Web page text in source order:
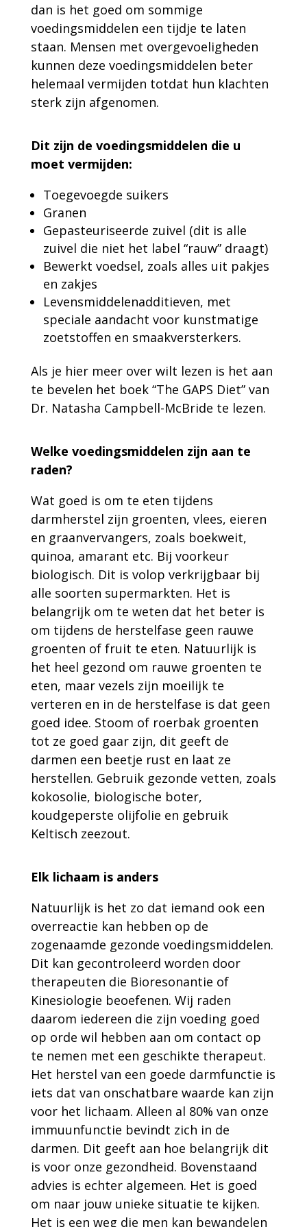
dan is het goed om sommige
voedingsmiddelen een tijdje te laten
staan. Mensen met overgevoeligheden
kunnen deze voedingsmiddelen beter
helemaal vermijden totdat hun klachten
sterk zijn afgenomen.
Dit zijn de voedingsmiddelen die u
moet vermijden:
Toegevoegde suikers
Granen
Gepasteuriseerde zuivel (dit is alle
zuivel die niet het label “rauw” draagt)
Bewerkt voedsel, zoals alles uit pakjes
en zakjes
Levensmiddelenadditieven, met
speciale aandacht voor kunstmatige
zoetstoffen en smaakversterkers.
Als je hier meer over wilt lezen is het aan
te bevelen het boek “The GAPS Diet” van
Dr. Natasha Campbell-McBride te lezen.
Welke voedingsmiddelen zijn aan te
raden?
Wat goed is om te eten tijdens
darmherstel zijn groenten, vlees, eieren
en graanvervangers, zoals boekweit,
quinoa, amarant etc. Bij voorkeur
biologisch. Dit is volop verkrijgbaar bij
alle soorten supermarkten. Het is
belangrijk om te weten dat het beter is
om tijdens de herstelfase geen rauwe
groenten of fruit te eten. Natuurlijk is
het heel gezond om rauwe groenten te
eten, maar vezels zijn moeilijk te
verteren en in de herstelfase is dat geen
goed idee. Stoom of roerbak groenten
tot ze goed gaar zijn, dit geeft de
darmen een beetje rust en laat ze
herstellen. Gebruik gezonde vetten, zoals
kokosolie, biologische boter,
koudgeperste olijfolie en gebruik
Keltisch zeezout.
Elk lichaam is anders
Natuurlijk is het zo dat iemand ook een
overreactie kan hebben op de
zogenaamde gezonde voedingsmiddelen.
Dit kan gecontroleerd worden door
therapeuten die Bioresonantie of
Kinesiologie beoefenen. Wij raden
daarom iedereen die zijn voeding goed
op orde wil hebben aan om contact op
te nemen met een geschikte therapeut.
Het herstel van een goede darmfunctie is
iets dat van onschatbare waarde kan zijn
voor het lichaam. Alleen al 80% van onze
immuunfunctie bevindt zich in de
darmen. Dit geeft aan hoe belangrijk dit
is voor onze gezondheid. Bovenstaand
advies is echter algemeen. Het is goed
om naar jouw unieke situatie te kijken.
Het is een weg die men kan bewandelen